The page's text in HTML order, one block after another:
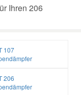
Ihren 206
107
206